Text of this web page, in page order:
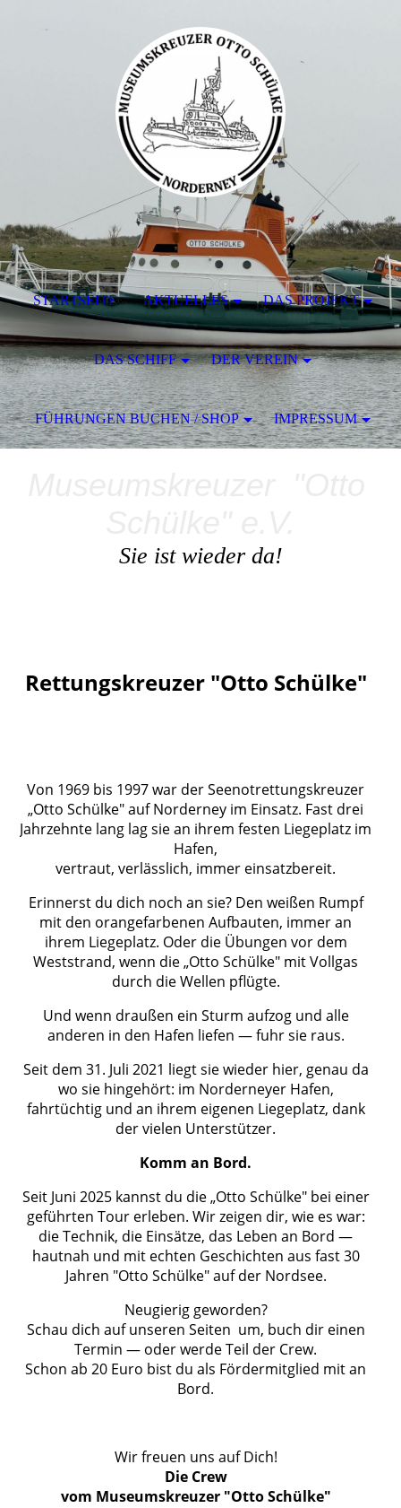
Sie ist wieder da!
Rettungskreuzer "Otto Schülke"
Von 1969 bis 1997 war der Seenotrettungskreuzer
„Otto Schülke" auf Norderney im Einsatz. Fast drei
Jahrzehnte lang lag sie an ihrem festen Liegeplatz im
Hafen,
vertraut, verlässlich, immer einsatzbereit.
Erinnerst du dich noch an sie? Den weißen Rumpf
mit den orangefarbenen Aufbauten, immer an
ihrem Liegeplatz. Oder die Übungen vor dem
Weststrand, wenn die „Otto Schülke" mit Vollgas
durch die Wellen pflügte.
Und wenn draußen ein Sturm aufzog und alle
anderen in den Hafen liefen — fuhr sie raus.
Seit dem 31. Juli 2021 liegt sie wieder hier, genau da
wo sie hingehört: im Norderneyer Hafen,
fahrtüchtig und an ihrem eigenen Liegeplatz, dank
der vielen Unterstützer.
Komm an Bord.
Seit Juni 2025 kannst du die „Otto Schülke" bei einer
geführten Tour erleben. Wir zeigen dir, wie es war:
die Technik, die Einsätze, das Leben an Bord —
hautnah und mit echten Geschichten aus fast 30
Jahren "Otto Schülke" auf der Nordsee.
Neugierig geworden?
Schau dich auf unseren Seiten um, buch dir einen
Termin — oder werde Teil der Crew.
Schon ab 20 Euro bist du als Fördermitglied mit an
Bord.
Wir freuen uns auf Dich!
Die Crew
vom Museumskreuzer "Otto Schülke"
STARTSEITE AKTUELLES DAS PROJEKT
DAS SCHIFF DER VEREIN
FÜHRUNGEN BUCHEN / SHOP IMPRESSUM